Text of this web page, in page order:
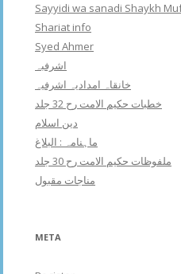
Sayyidi wa sanadi Shaykh
Shariat info
Syed Ahmer
اشرفبہ
خانقاہ امدادیہ اشرفیہ
خطبات حکیم الامت رح 32 جلد
دین اسلام
ماہنامہ : البلاغ
ملفوظات حکیم الامت رح 30 جلد
مناجات مقبول
META